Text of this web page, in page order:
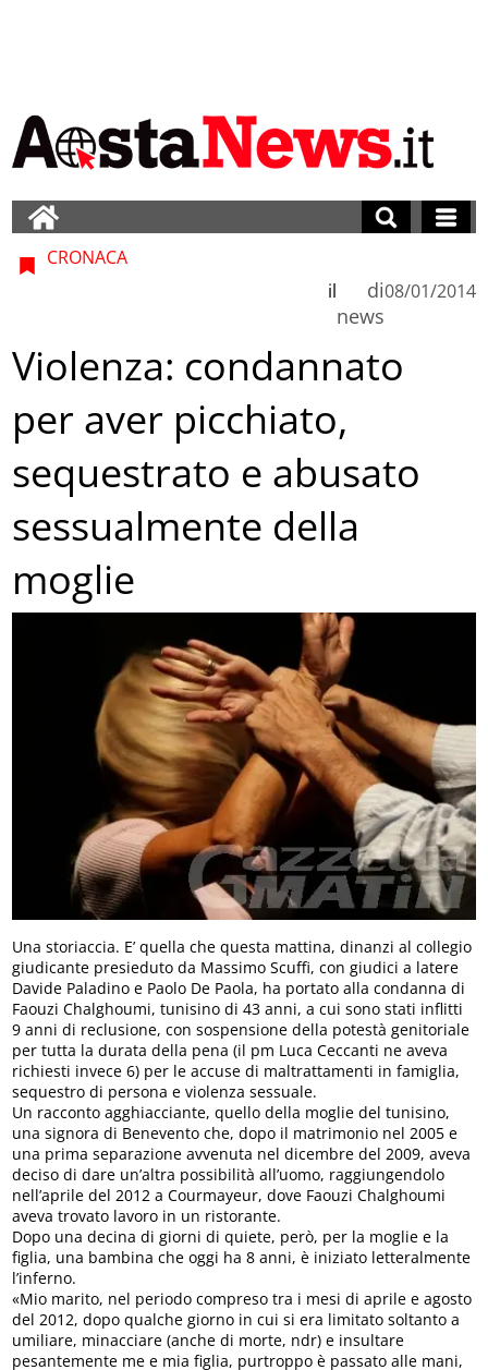
CRONACA
di
news
il 08/01/2014
Violenza: condannato
per aver picchiato,
sequestrato e abusato
sessualmente della
moglie
Una storiaccia. E’ quella che questa mattina, dinanzi al collegio
giudicante presieduto da Massimo Scuffi, con giudici a latere
Davide Paladino e Paolo De Paola, ha portato alla condanna di
Faouzi Chalghoumi, tunisino di 43 anni, a cui sono stati inflitti
9 anni di reclusione, con sospensione della potestà genitoriale
per tutta la durata della pena (il pm Luca Ceccanti ne aveva
richiesti invece 6) per le accuse di maltrattamenti in famiglia,
sequestro di persona e violenza sessuale.
Un racconto agghiacciante, quello della moglie del tunisino,
una signora di Benevento che, dopo il matrimonio nel 2005 e
una prima separazione avvenuta nel dicembre del 2009, aveva
deciso di dare un’altra possibilità all’uomo, raggiungendolo
nell’aprile del 2012 a Courmayeur, dove Faouzi Chalghoumi
aveva trovato lavoro in un ristorante.
Dopo una decina di giorni di quiete, però, per la moglie e la
figlia, una bambina che oggi ha 8 anni, è iniziato letteralmente
l’inferno.
«Mio marito, nel periodo compreso tra i mesi di aprile e agosto
del 2012, dopo qualche giorno in cui si era limitato soltanto a
umiliare, minacciare (anche di morte, ndr) e insultare
pesantemente me e mia figlia, purtroppo è passato alle mani,